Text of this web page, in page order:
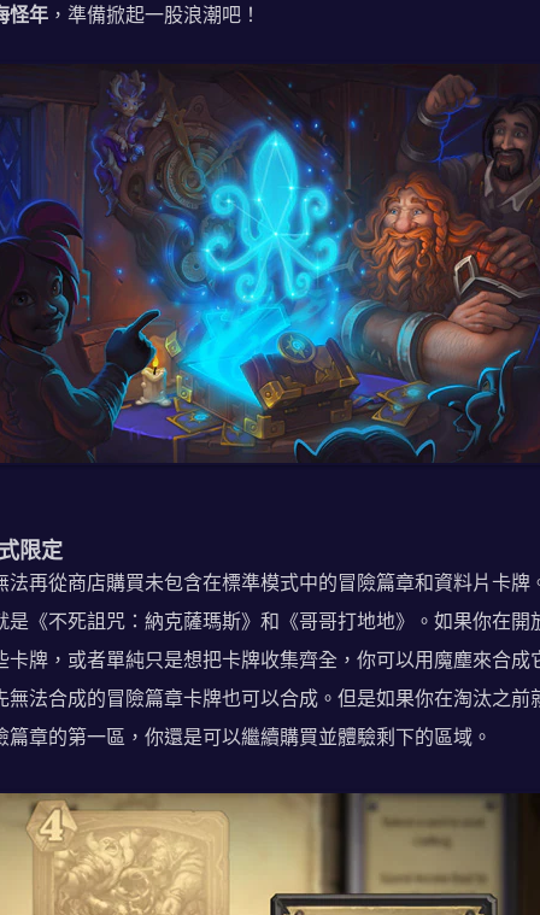
怪年 ，準備掀起一股浪潮吧！
限定
法再從商店購買未包含在標準模式中的冒險篇章和資料片卡牌
是《不死詛咒：納克薩瑪斯》和《哥哥打地地》。如果你在開
卡牌，或者單純只是想把卡牌收集齊全，你可以用魔塵來合成
無法合成的冒險篇章卡牌也可以合成。但是如果你在淘汰之前
篇章的第一區，你還是可以繼續購買並體驗剩下的區域。